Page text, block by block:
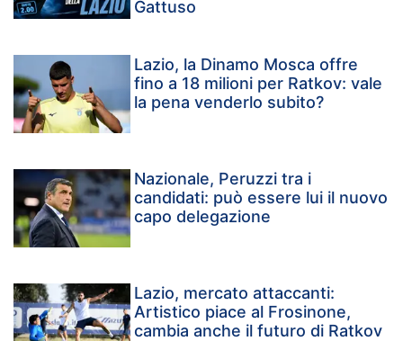
Gattuso
Lazio, la Dinamo Mosca offre
fino a 18 milioni per Ratkov: vale
la pena venderlo subito?
Nazionale, Peruzzi tra i
candidati: può essere lui il nuovo
capo delegazione
Lazio, mercato attaccanti:
Artistico piace al Frosinone,
cambia anche il futuro di Ratkov